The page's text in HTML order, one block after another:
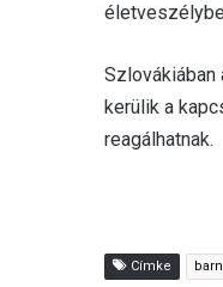
kerülik a
reagálhatnak.
Címke